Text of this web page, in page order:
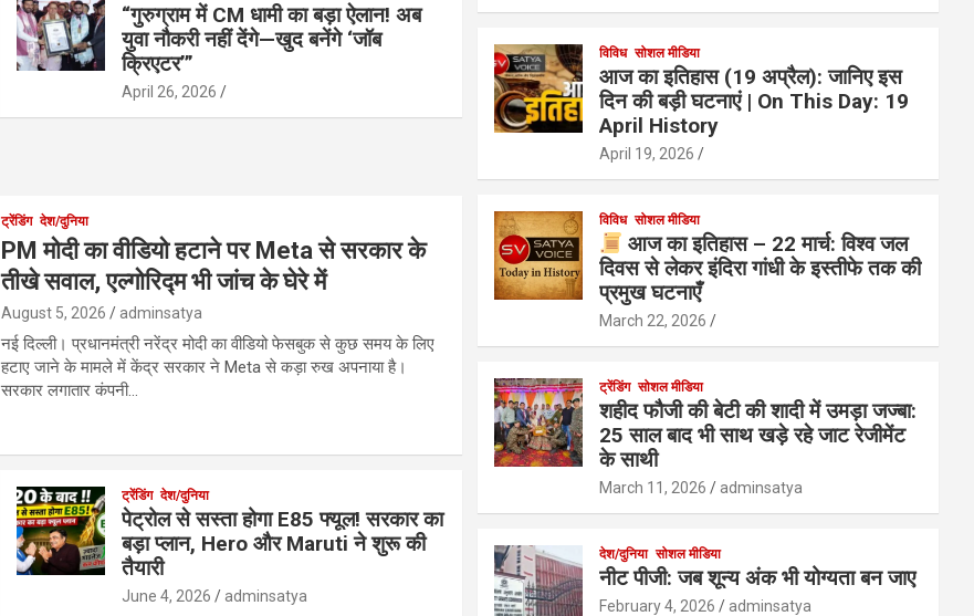
“गुरुग्राम में CM धामी का बड़ा ऐलान! अब
युवा नौकरी नहीं देंगे—खुद बनेंगे ‘जॉब
क्रिएटर’”
April 26, 2026
ट्रेंडिंग देश/दुनिया
PM मोदी का वीडियो हटाने पर Meta से सरकार के
तीखे सवाल, एल्गोरिद्म भी जांच के घेरे में
August 5, 2026 adminsatya
नई दिल्ली। प्रधानमंत्री नरेंद्र मोदी का वीडियो फेसबुक से कुछ समय के लिए
हटाए जाने के मामले में केंद्र सरकार ने Meta से कड़ा रुख अपनाया है।
सरकार लगातार कंपनी…
ट्रेंडिंग देश/दुनिया
पेट्रोल से सस्ता होगा E85 फ्यूल! सरकार का
बड़ा प्लान, Hero और Maruti ने शुरू की
तैयारी
June 4, 2026 adminsatya
विविध सोशल मीडिया
आज का इतिहास (19 अप्रैल): जानिए इस
दिन की बड़ी घटनाएं | On This Day: 19
April History
April 19, 2026
विविध सोशल मीडिया
आज का इतिहास – 22 मार्च: विश्व जल
दिवस से लेकर इंदिरा गांधी के इस्तीफे तक की
प्रमुख घटनाएँ
March 22, 2026
ट्रेंडिंग सोशल मीडिया
शहीद फौजी की बेटी की शादी में उमड़ा जज्बा:
25 साल बाद भी साथ खड़े रहे जाट रेजीमेंट
के साथी
March 11, 2026 adminsatya
देश/दुनिया सोशल मीडिया
नीट पीजी: जब शून्य अंक भी योग्यता बन जाए
February 4, 2026 adminsatya